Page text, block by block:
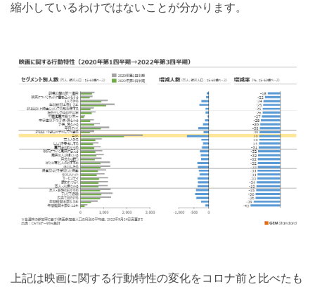
縮小しているわけではないことが分かります。
上記は映画に関する行動特性の変化をコロナ前と比べたも